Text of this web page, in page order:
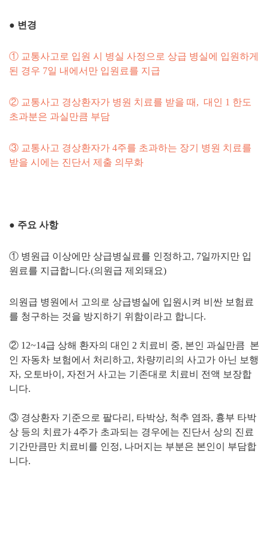
● 변경
① 교통사고로 입원 시 병실 사정으로 상급 병실에 입원하게
된 경우 7일 내에서만 입원료를 지급
② 교통사고 경상환자가 병원 치료를 받을 때, 대인 1 한도
초과분은 과실만큼 부담
③ 교통사고 경상환자가 4주를 초과하는 장기 병원 치료를
받을 시에는 진단서 제출 의무화
● 주요 사항
① 병원급 이상에만 상급병실료를 인정하고, 7일까지만 입
원료를 지급합니다.(의원급 제외돼요)
의원급 병원에서 고의로 상급병실에 입원시켜 비싼 보험료
를 청구하는 것을 방지하기 위함이라고 합니다.
② 12~14급 상해 환자의 대인 2 치료비 중, 본인 과실만큼 본
인 자동차 보험에서 처리하고, 차량끼리의 사고가 아닌 보행
자, 오토바이, 자전거 사고는 기존대로 치료비 전액 보장합
니다.
③ 경상환자 기준으로 팔다리, 타박상, 척추 염좌, 흉부 타박
상 등의 치료가 4주가 초과되는 경우에는 진단서 상의 진료
기간만큼만 치료비를 인정, 나머지는 부분은 본인이 부담합
니다.